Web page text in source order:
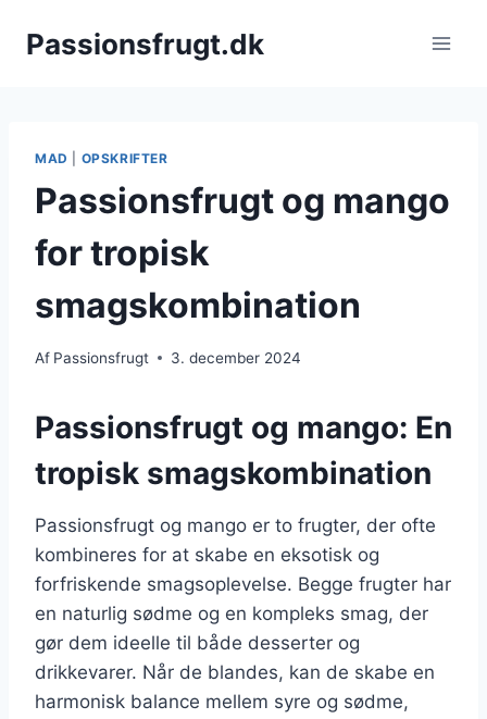
Passionsfrugt.dk
MAD OPSKRIFTER
Passionsfrugt og mango
for tropisk
smagskombination
Af Passionsfrugt 3. december 2024
Passionsfrugt og mango: En
tropisk smagskombination
Passionsfrugt og mango er to frugter, der ofte
kombineres for at skabe en eksotisk og
forfriskende smagsoplevelse. Begge frugter har
en naturlig sødme og en kompleks smag, der
gør dem ideelle til både desserter og
drikkevarer. Når de blandes, kan de skabe en
harmonisk balance mellem syre og sødme,